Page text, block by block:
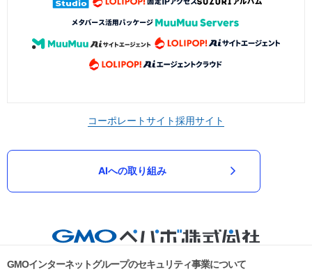
コーポレートサイト採用サイト
AIへの取り組み
GMOインターネットグループのセキュリティ事業について